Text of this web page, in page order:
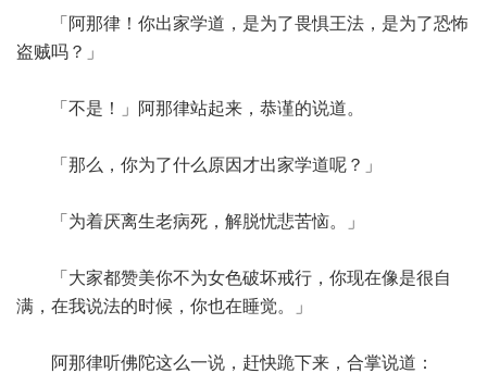
「阿那律！你出家学道，是为了畏惧王法，是为了恐怖
盗贼吗？」
「不是！」阿那律站起来，恭谨的说道。
「那么，你为了什么原因才出家学道呢？」
「为着厌离生老病死，解脱忧悲苦恼。」
「大家都赞美你不为女色破坏戒行，你现在像是很自
满，在我说法的时候，你也在睡觉。」
阿那律听佛陀这么一说，赶快跪下来，合掌说道：